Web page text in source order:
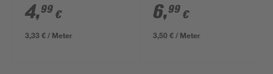
4,99 €
3,33 € / Meter
x 45 cm
6,99 €
3,50 € / Meter